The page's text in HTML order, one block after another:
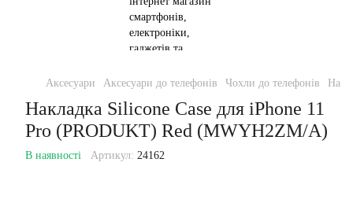
Аксесуари Аксесуари до телефонів Чохли до телефонів
Накладка Silicone Case для iPhone 11
Pro (PRODUKT) Red (MWYH2ZM/A)
В наявності Артикул: 24162